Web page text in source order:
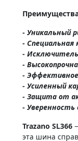
Преимущества
- Уникальный
- Специальная
-
-
-
- Усиленный
- Защита от
- Уверенность
Trazano SL366
эта шина